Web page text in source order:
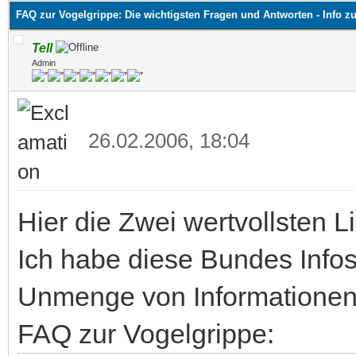
FAQ zur Vogelgrippe: Die wichtigsten Fragen und Antworten - Info
Tell
Admin
26.02.2006, 18:04
Hier die Zwei wertvollsten
Ich habe diese Bundes
Unmenge von
FAQ zur Vogelgrippe: